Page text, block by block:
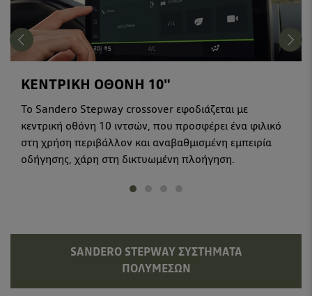
ΚΕΝΤΡΙΚΗ ΟΘΟΝΗ 10"
Το Sandero Stepway crossover εφοδιάζεται με
κεντρική οθόνη 10 ιντσών, που προσφέρει ένα φιλικό
στη χρήση περιβάλλον και αναβαθμισμένη εμπειρία
οδήγησης, χάρη στη δικτυωμένη πλοήγηση.
SANDERO STEPWAY ΣΥΣΤΉΜΑΤΑ
ΠΟΛΥΜΈΣΩΝ